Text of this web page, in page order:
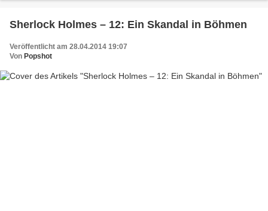
Sherlock Holmes – 12: Ein Skandal in Böhmen
Veröffentlicht am 28.04.2014 19:07
Von Popshot